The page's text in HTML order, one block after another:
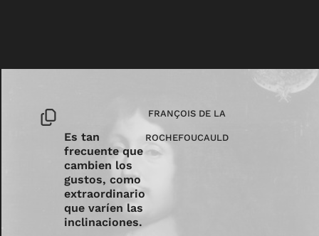
Es tan
frecuente que
cambien los
gustos, como
extraordinario
que varíen las
inclinaciones.
FRANÇOIS DE LA
ROCHEFOUCAULD